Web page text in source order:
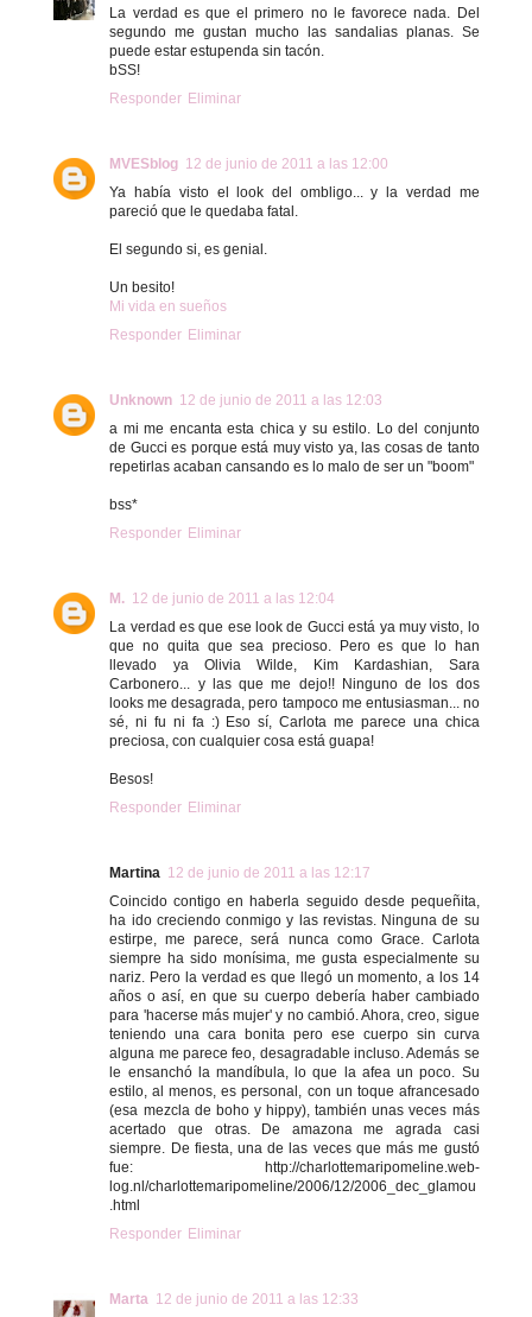
La verdad es que el primero no le favorece nada. Del
segundo me gustan mucho las sandalias planas. Se
puede estar estupenda sin tacón.
bSS!
Responder Eliminar
MVESblog 12 de junio de 2011 a las 12:00
Ya había visto el look del ombligo... y la verdad me
pareció que le quedaba fatal.
El segundo si, es genial.
Un besito!
Mi vida en sueños
Responder Eliminar
Unknown 12 de junio de 2011 a las 12:03
a mi me encanta esta chica y su estilo. Lo del conjunto
de Gucci es porque está muy visto ya, las cosas de tanto
repetirlas acaban cansando es lo malo de ser un "boom"
bss*
Responder Eliminar
M. 12 de junio de 2011 a las 12:04
La verdad es que ese look de Gucci está ya muy visto, lo
que no quita que sea precioso. Pero es que lo han
llevado ya Olivia Wilde, Kim Kardashian, Sara
Carbonero... y las que me dejo!! Ninguno de los dos
looks me desagrada, pero tampoco me entusiasman... no
sé, ni fu ni fa :) Eso sí, Carlota me parece una chica
preciosa, con cualquier cosa está guapa!
Besos!
Responder Eliminar
Martina 12 de junio de 2011 a las 12:17
Coincido contigo en haberla seguido desde pequeñita,
ha ido creciendo conmigo y las revistas. Ninguna de su
estirpe, me parece, será nunca como Grace. Carlota
siempre ha sido monísima, me gusta especialmente su
nariz. Pero la verdad es que llegó un momento, a los 14
años o así, en que su cuerpo debería haber cambiado
para 'hacerse más mujer' y no cambió. Ahora, creo, sigue
teniendo una cara bonita pero ese cuerpo sin curva
alguna me parece feo, desagradable incluso. Además se
le ensanchó la mandíbula, lo que la afea un poco. Su
estilo, al menos, es personal, con un toque afrancesado
(esa mezcla de boho y hippy), también unas veces más
acertado que otras. De amazona me agrada casi
siempre. De fiesta, una de las veces que más me gustó
fue: http://charlottemaripomeline.web-
log.nl/charlottemaripomeline/2006/12/2006_dec_glamou
.html
Responder Eliminar
Marta 12 de junio de 2011 a las 12:33